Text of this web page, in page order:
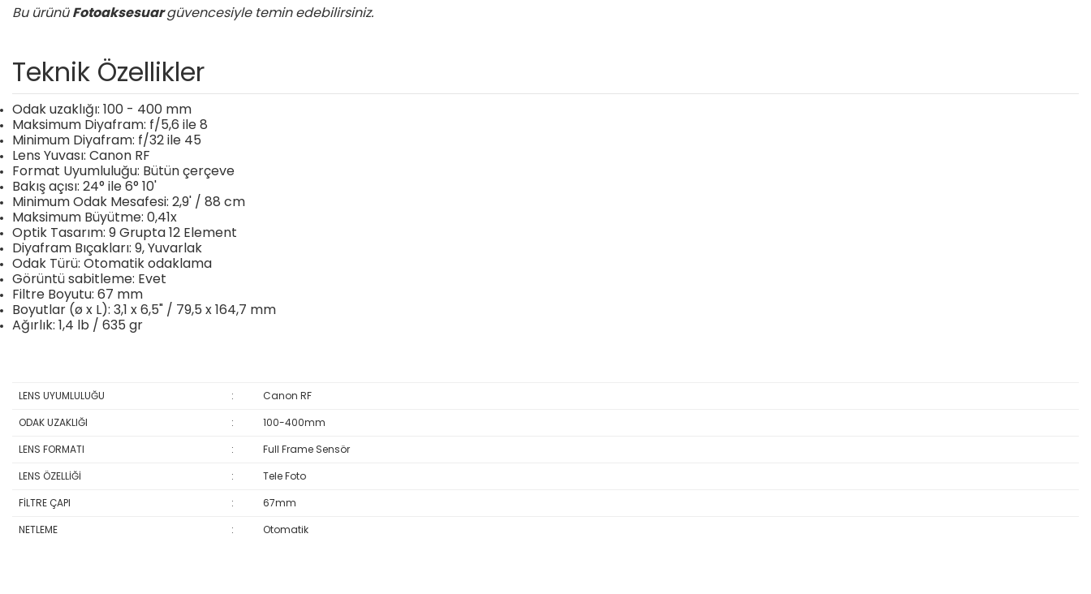
Bu ürünüFotoaksesuargüvencesiyle temin edebilirsiniz.
Teknik Özellikler
Odak uzaklığı: 100 - 400 mm
Maksimum Diyafram: f/5,6 ile 8
Minimum Diyafram: f/32 ile 45
Lens Yuvası: Canon RF
Format Uyumluluğu: Bütün çerçeve
Bakış açısı: 24° ile 6° 10'
Minimum Odak Mesafesi: 2,9' / 88 cm
Maksimum Büyütme: 0,41x
Optik Tasarım: 9 Grupta 12 Element
Diyafram Bıçakları: 9, Yuvarlak
Odak Türü: Otomatik odaklama
Görüntü sabitleme: Evet
Filtre Boyutu: 67 mm
Boyutlar (ø x L): 3,1 x 6,5" / 79,5 x 164,7 mm
Ağırlık: 1,4 lb / 635 gr
LENS UYUMLULUĞU :
Canon RF
ODAK UZAKLIĞI
:
100-400mm
LENS FORMATI
:
Full Frame Sensör
LENS ÖZELLİĞİ
:
Tele Foto
FİLTRE ÇAPI
:
67mm
NETLEME
: Otomatik